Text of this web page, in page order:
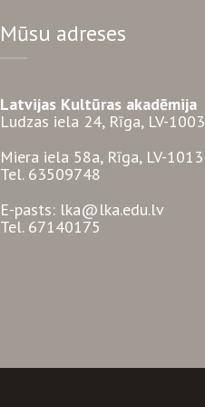
Mūsu adreses
Latvijas Kultūras akadēmija
Ludzas iela 24, Rīga, LV-1003
Miera iela 58a, Rīga, LV-1013
Tel. 63509748
E-pasts: lka@lka.edu.lv
Tel. 67140175